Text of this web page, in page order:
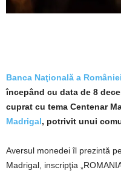
Banca Naţională a României
începând cu data de 8
cuprat cu tema Centenar
Madrigal, potrivit unui
Aversul monedei îl prezintă
Madrigal, inscripţia